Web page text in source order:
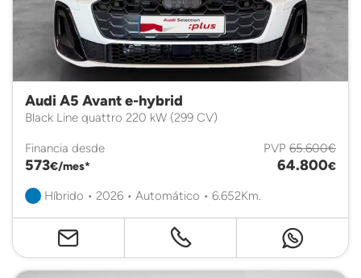
Audi A5 Avant e-hybrid
Black Line quattro 220 kW (299 CV)
Financia desde
573€/mes*
PVP 65.600€
64.800€
Híbrido • 2026 • Automático • 6.652Km.